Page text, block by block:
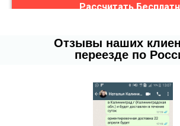
Рассчитать
Отзывы наших
переезде по